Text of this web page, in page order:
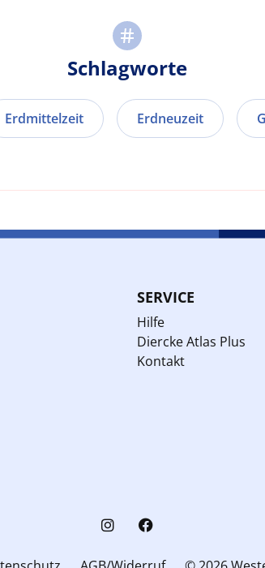
Schlagworte
Erdmittelzeit Erdneuzeit
SERVICE
Hilfe
Diercke Atlas Plus
Kontakt